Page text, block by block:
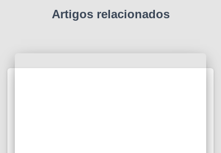
Artigos relacionados